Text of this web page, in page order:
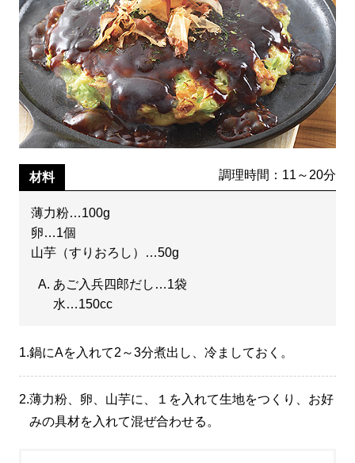
材料 調理時間：11～20分
薄力粉…100g
卵…1個
山芋（すりおろし）…50g
あご入兵四郎だし…1袋
水…150cc
1.鍋にAを入れて2～3分煮出し、冷ましておく。
2.薄力粉、卵、山芋に、１を入れて生地をつくり、お好
みの具材を入れて混ぜ合わせる。